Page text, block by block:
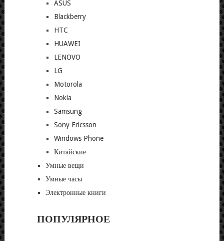
ASUS
Blackberry
HTC
HUAWEI
LENOVO
LG
Motorola
Nokia
Samsung
Sony Ericsson
Windows Phone
Китайские
Умные вещи
Умные часы
Электронные книги
ПОПУЛЯРНОЕ